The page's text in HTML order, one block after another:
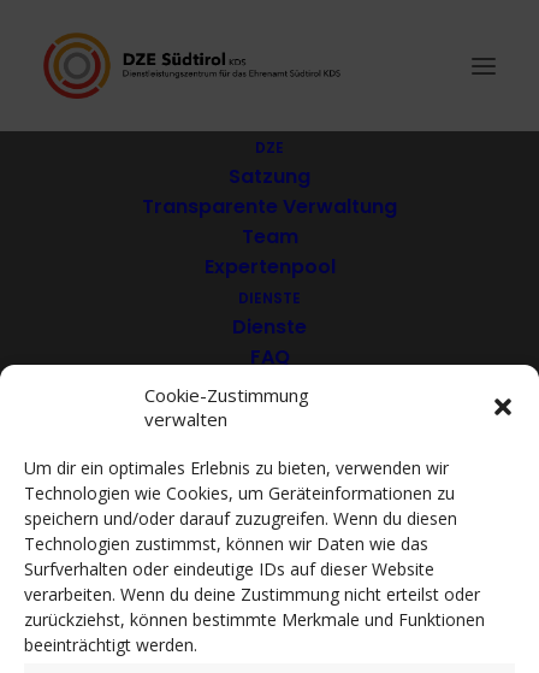
Cookie-Zustimmung
verwalten
Um dir ein optimales Erlebnis zu bieten, verwenden wir
Technologien wie Cookies, um Geräteinformationen zu
speichern und/oder darauf zuzugreifen. Wenn du diesen
Technologien zustimmst, können wir Daten wie das
Surfverhalten oder eindeutige IDs auf dieser Website
verarbeiten. Wenn du deine Zustimmung nicht erteilst oder
zurückziehst, können bestimmte Merkmale und Funktionen
beeinträchtigt werden.
DZE
Satzung
Transparente Verwaltung
Team
Expertenpool
DIENSTE
Dienste
FAQ
Download
Mitglied werden
ACADEMY
VIDEOTHEK
NEWS
Dringlichkeitsmaßnahmen und aktuelle Informationen
Coronakrise: Hilfsangebote unserer Mitglieder
Initiativen unserer Mitglieder/Partner